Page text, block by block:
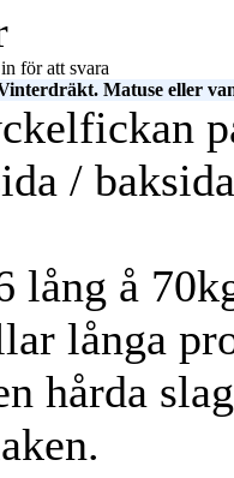
för att svara
Matuse eller
/
lång å
långa
hårda